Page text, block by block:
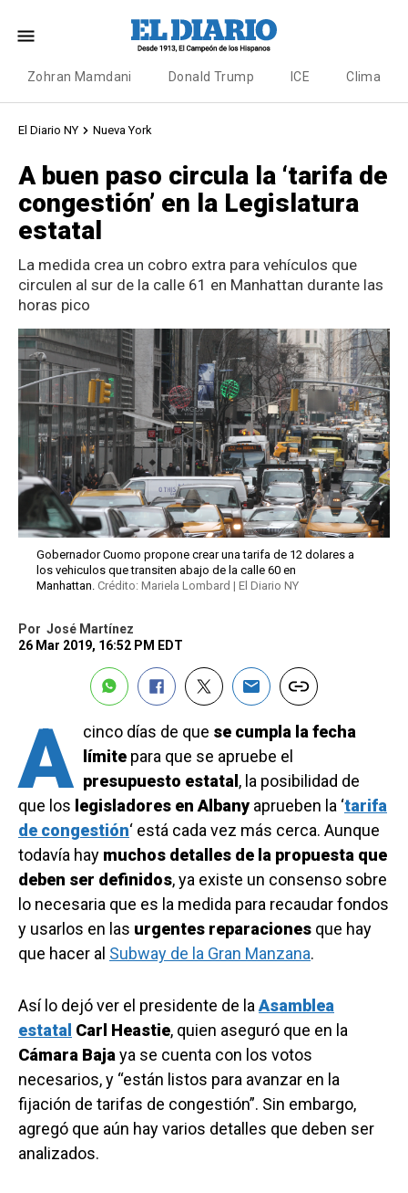
Zohran Mamdani Donald Trump ICE Clima
El Diario NY Nueva York
A buen paso circula la ‘tarifa de
congestión’ en la Legislatura
estatal
La medida crea un cobro extra para vehículos que
circulen al sur de la calle 61 en Manhattan durante las
horas pico
Gobernador Cuomo propone crear una tarifa de 12 dolares a
los vehiculos que transiten abajo de la calle 60 en
Manhattan. Crédito: Mariela Lombard | El Diario NY
Por José Martínez
26 Mar 2019, 16:52 PM EDT
A cinco días de que se cumpla la fecha
límite para que se apruebe el
presupuesto estatal , la posibilidad de
que los legisladores en Albany aprueben la ‘tarifa
de congestión‘ está cada vez más cerca. Aunque
todavía hay muchos detalles de la propuesta que
deben ser definidos, ya existe un consenso sobre
lo necesaria que es la medida para recaudar fondos
y usarlos en las urgentes reparaciones que hay
que hacer al Subway de la Gran Manzana.
Así lo dejó ver el presidente de laAsamblea
estatal Carl Heastie, quien aseguró que en la
Cámara Bajaya se cuenta con los votos
necesarios, y “están listos para avanzar en la
fijación de tarifas de congestión”. Sin embargo,
agregó que aún hay varios detalles que deben ser
analizados.